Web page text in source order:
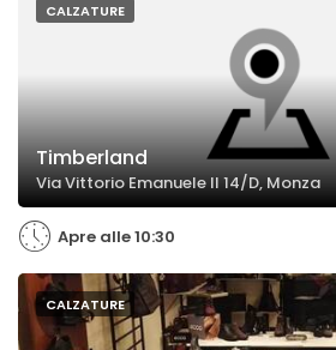
CALZATURE
Timberland
Via Vittorio Emanuele II 14/D, Monza
Apre alle 10:30
CALZATURE